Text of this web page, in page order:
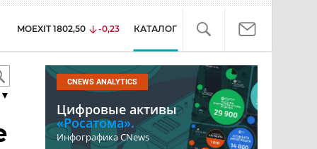
MOEXIT 1802,50 -0,23 КАТАЛОГ
CNEWS ANALYTICS
Цифровые активы
«Росатома».
Инфографика CNews